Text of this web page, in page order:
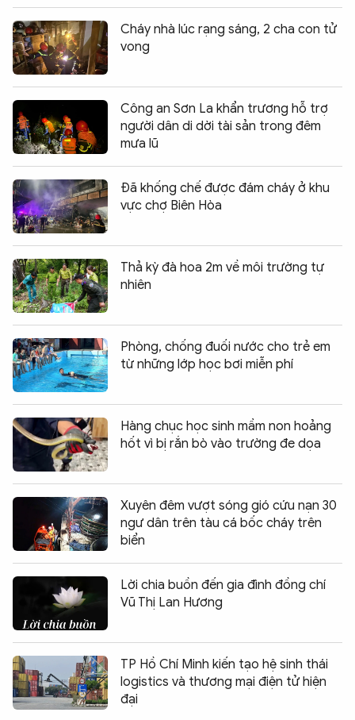
Cháy nhà lúc rạng sáng, 2 cha con tử
vong
Công an Sơn La khẩn trương hỗ trợ
người dân di dời tài sản trong đêm
mưa lũ
Đã khống chế được đám cháy ở khu
vực chợ Biên Hòa
Thả kỳ đà hoa 2m về môi trường tự
nhiên
Phòng, chống đuối nước cho trẻ em
từ những lớp học bơi miễn phí
Hàng chục học sinh mầm non hoảng
hốt vì bị rắn bò vào trường đe dọa
Xuyên đêm vượt sóng gió cứu nạn 30
ngư dân trên tàu cá bốc cháy trên
biển
Lời chia buồn đến gia đình đồng chí
Vũ Thị Lan Hương
TP Hồ Chí Minh kiến tạo hệ sinh thái
logistics và thương mại điện tử hiện
đại